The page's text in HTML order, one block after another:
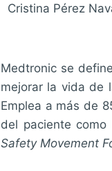
Cristina Pérez
Medtronic se
mejorar la vida de
Emplea a más de
del paciente
Safety Movement